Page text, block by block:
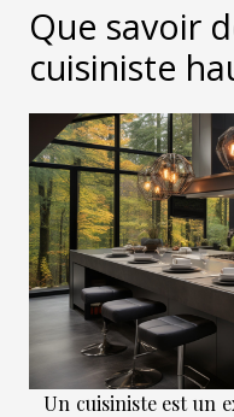
Que savoir
cuisiniste
Un cuisiniste est un